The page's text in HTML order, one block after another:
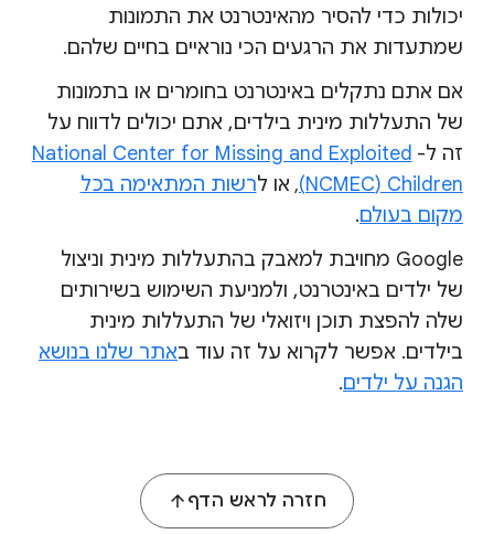
יכולות כדי להסיר מהאינטרנט את התמונות
שמתעדות את הרגעים הכי נוראיים בחיים שלהם.
אם אתם נתקלים באינטרנט בחומרים או בתמונות
של התעללות מינית בילדים, אתם יכולים לדווח על
זה ל- National Center for Missing and Exploited
Children ‏(NCMEC)
, או לרשות המתאימה בכל
מקום בעולם.
‫Google מחויבת למאבק בהתעללות מינית וניצול
של ילדים באינטרנט, ולמניעת השימוש בשירותים
שלה להפצת תוכן ויזואלי של התעללות מינית
בילדים. אפשר לקרוא על זה עוד באתר שלנו בנושא
הגנה על ילדים.
חזרה לראש הדף